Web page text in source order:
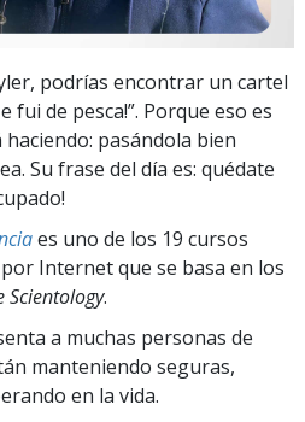
podrías encontrar un cartel
fui de pesca!”. Porque eso es
pasándola bien
Su frase del día es: quédate
es uno de los 19 cursos
Internet que se basa en los
Scientology.
a muchas personas de
manteniendo seguras,
en la vida.